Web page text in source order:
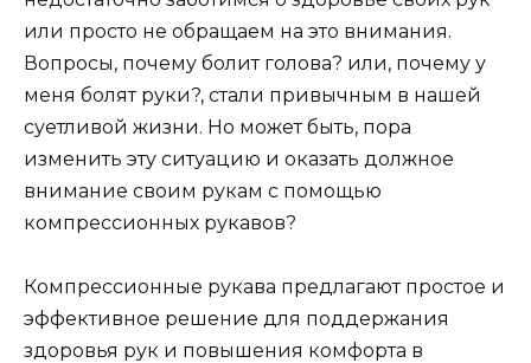
или просто не обращаем на это внимания.
Вопросы, почему болит голова? или, почему у
меня болят руки?, стали привычным в нашей
суетливой жизни. Но может быть, пора
изменить эту ситуацию и оказать должное
внимание своим рукам с помощью
компрессионных рукавов?
Компрессионные рукава предлагают простое и
эффективное решение для поддержания
здоровья рук и повышения комфорта в